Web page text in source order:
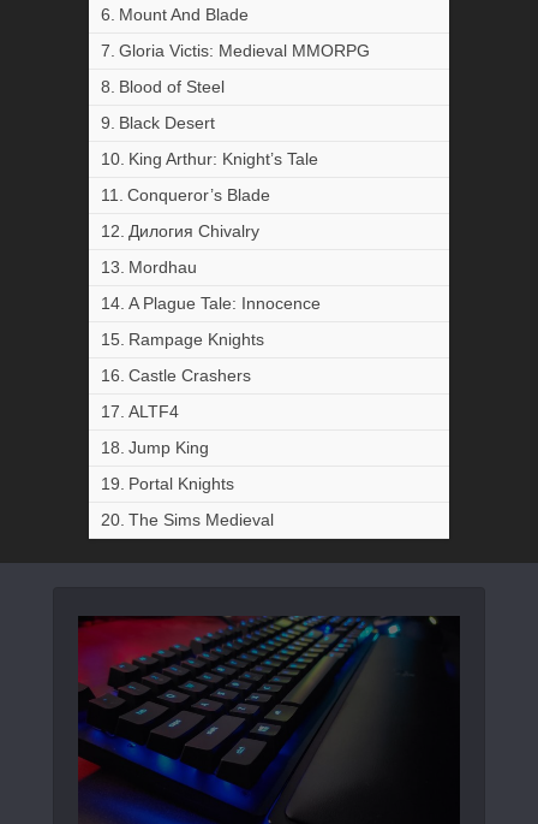
Mount And Blade
Gloria Victis: Medieval MMORPG
Blood of Steel
Black Desert
King Arthur: Knight’s Tale
Conqueror’s Blade
Дилогия Chivalry
Mordhau
A Plague Tale: Innocence
Rampage Knights
Castle Crashers
ALTF4
Jump King
Portal Knights
The Sims Medieval